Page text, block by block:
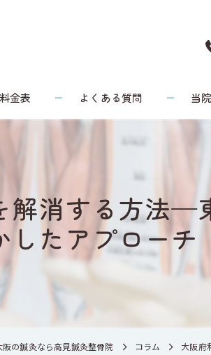
料金表 よくある質問 当
腰痛
膝
解消する方法—
したアプローチ
阪の鍼灸なら高見鍼灸整骨院 コラム 大阪府